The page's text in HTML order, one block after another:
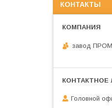
КОНТАКТЫ
завод
Головной